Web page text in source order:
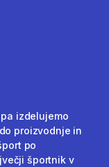
izdelujemo
proizvodnje in
po
športnik v